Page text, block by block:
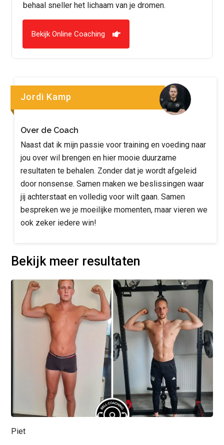
behaal sneller het lichaam van je dromen.
Bekijk Online Coaching
Jordi Kamp
Over de Coach
Naast dat ik mijn passie voor training en voeding naar
jou over wil brengen en hier mooie duurzame
resultaten te behalen. Zonder dat je wordt afgeleid
door nonsense. Samen maken we beslissingen waar
jij achterstaat en volledig voor wilt gaan. Samen
bespreken we je moeilijke momenten, maar vieren we
ook zeker iedere win!
Bekijk meer resultaten
Piet